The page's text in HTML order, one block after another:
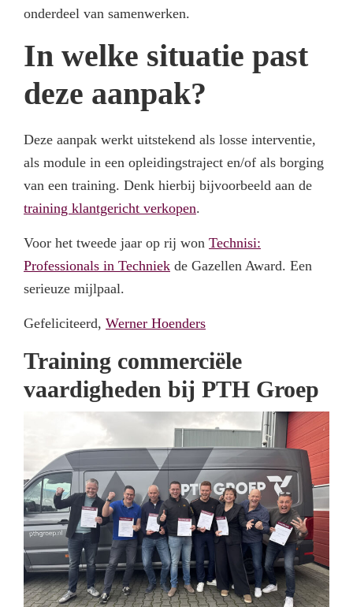
onderdeel van samenwerken.
In welke situatie past
deze aanpak?
Deze aanpak werkt uitstekend als losse interventie,
als module in een opleidingstraject en/of als borging
van een training. Denk hierbij bijvoorbeeld aan de
training klantgericht verkopen.
Voor het tweede jaar op rij won Technisi:
Professionals in Techniek de Gazellen Award. Een
serieuze mijlpaal.
Gefeliciteerd, Werner Hoenders
Training commerciële
vaardigheden bij PTH Groep